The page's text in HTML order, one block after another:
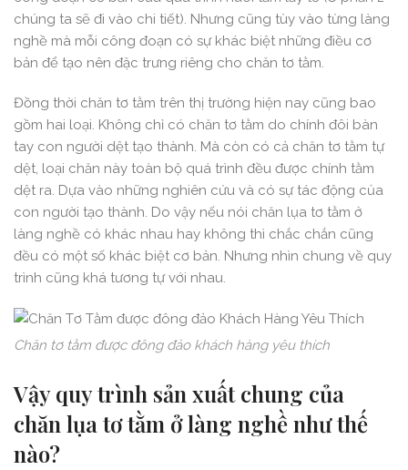
chúng ta sẽ đi vào chi tiết). Nhưng cũng tùy vào từng làng
nghề mà mỗi công đoạn có sự khác biệt những điều cơ
bản để tạo nên đặc trưng riêng cho chăn tơ tằm.
Đồng thời chăn tơ tằm trên thị trường hiện nay cũng bao
gồm hai loại. Không chỉ có chăn tơ tằm do chính đôi bàn
tay con người dệt tạo thành. Mà còn có cả chăn tơ tằm tự
dệt, loại chăn này toàn bộ quá trình đều được chính tằm
dệt ra. Dựa vào những nghiên cứu và có sự tác động của
con người tạo thành. Do vậy nếu nói chăn lụa tơ tằm ở
làng nghề có khác nhau hay không thì chắc chắn cũng
đều có một số khác biệt cơ bản. Nhưng nhìn chung về quy
trình cũng khá tương tự với nhau.
Chăn tơ tằm được đông đảo khách hàng yêu thích
Vậy quy trình sản xuất chung của
chăn lụa tơ tằm ở làng nghề như thế
nào?